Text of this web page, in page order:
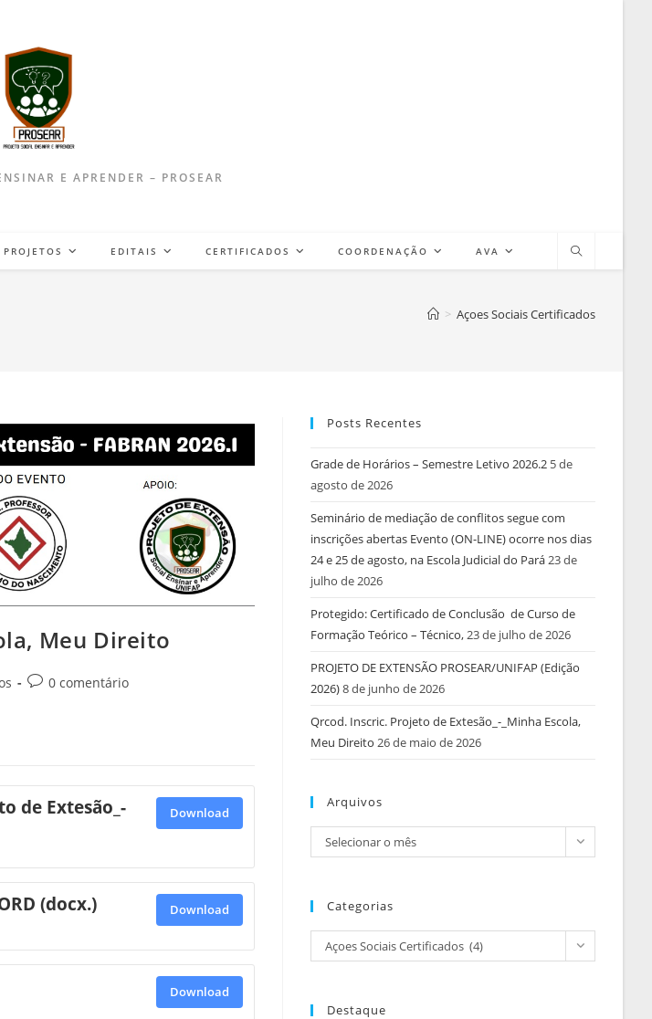
E APRENDER – PROSEAR
PROJETOS EDITAIS CERTIFICADOS COORDENAÇÃO AVA
> Açoes Sociais Certificados
Meu Direito
0 comentário
de Extesão_-
Download
(docx.) Download
Download
Posts Recentes
Grade de Horários – Semestre Letivo 2026.2 5 de
agosto de 2026
Seminário de mediação de conflitos segue com
inscrições abertas Evento (ON-LINE) ocorre nos dias
24 e 25 de agosto, na Escola Judicial do Pará23 de
julho de 2026
Protegido: Certificado de Conclusão de Curso de
Formação Teórico – Técnico,23 de julho de 2026
PROJETO DE EXTENSÃO PROSEAR/UNIFAP (Edição
2026)8 de junho de 2026
Qrcod. Inscric. Projeto de Extesão_-_Minha Escola,
Meu Direito 26 de maio de 2026
Arquivos
Selecionar o mês
Categorias
Açoes Sociais Certificados (4)
Destaque